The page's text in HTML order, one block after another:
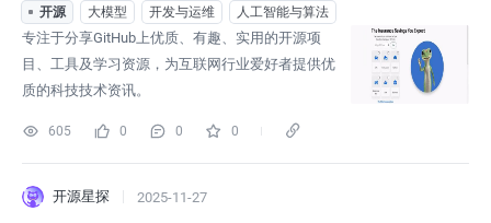
无惧网页改版！
开源 大模型 开发与运维 人工智能与算法
专注于分享GitHub上优质、有趣、实用的开源项
目、工具及学习资源，为互联网行业爱好者提供优
质的科技技术资讯。
605 0 0 0
开源星探 2025-11-27